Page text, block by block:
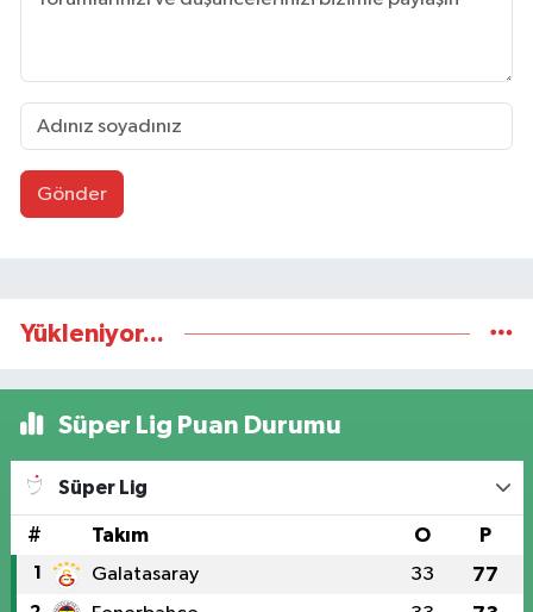
Gönder
Yükleniyor...
Süper Lig Puan Durumu
Süper Lig
# Takım O P
1 Galatasaray 33 77